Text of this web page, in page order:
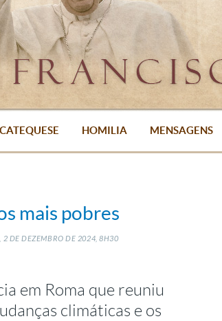
CATEQUESE HOMILIA MENSAGENS
mais pobres
2 DEDEZEMBRO DE 2024, 8H30
em Roma que reuniu
climáticas e os